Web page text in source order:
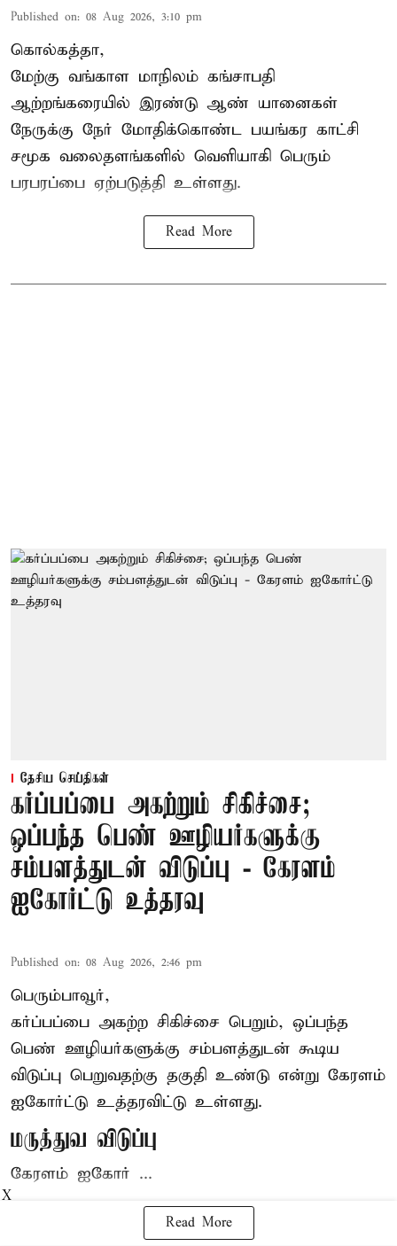
Published on: 08 Aug 2026, 3:10 pm
கொல்கத்தா,
மேற்கு வங்காள மாநிலம் கங்சாபதி
ஆற்றங்கரையில் இரண்டு ஆண் யானைகள்
நேருக்கு நேர் மோதிக்கொண்ட பயங்கர காட்சி
சமூக வலைதளங்களில் வெளியாகி பெரும்
பரபரப்பை ஏற்படுத்தி உள்ளது.
Read More
தேசிய செய்திகள்
கர்ப்பப்பை அகற்றும் சிகிச்சை;
ஒப்பந்த பெண் ஊழியர்களுக்கு
சம்பளத்துடன் விடுப்பு - கேரளம்
ஐகோர்ட்டு உத்தரவு
Published on: 08 Aug 2026, 2:46 pm
பெரும்பாவூர்,
கர்ப்பப்பை அகற்ற சிகிச்சை பெறும், ஒப்பந்த
பெண் ஊழியர்களுக்கு சம்பளத்துடன் கூடிய
விடுப்பு பெறுவதற்கு தகுதி உண்டு என்று கேரளம்
ஐகோர்ட்டு உத்தரவிட்டு உள்ளது.
மருத்துவ விடுப்பு
கேரளம் ஐகோர் ...
Read More
X